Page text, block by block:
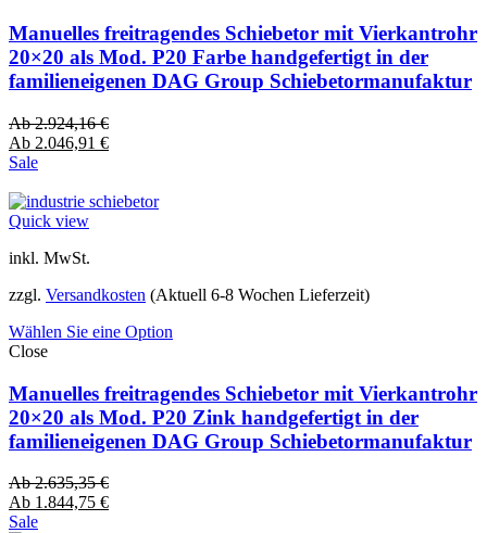
Manuelles freitragendes Schiebetor mit Vierkantrohr
20×20 als Mod. P20 Farbe handgefertigt in der
familieneigenen DAG Group Schiebetormanufaktur
Ab2.924,16€
Ab 2.046,91 €
Sale
Quick view
inkl. MwSt.
zzgl. Versandkosten (Aktuell 6-8 Wochen Lieferzeit)
Wählen Sie eine Option
Close
Manuelles freitragendes Schiebetor mit Vierkantrohr
20×20 als Mod. P20 Zink handgefertigt in der
familieneigenen DAG Group Schiebetormanufaktur
Ab2.635,35€
Ab 1.844,75 €
Sale